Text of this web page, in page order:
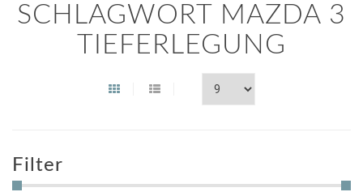
SCHLAGWORT MAZDA 3
TIEFERLEGUNG
Filter